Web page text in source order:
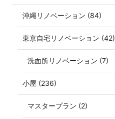
沖縄リノベーション (84)
東京自宅リノベーション (42)
洗面所リノベーション (7)
小屋 (236)
マスタープラン (2)